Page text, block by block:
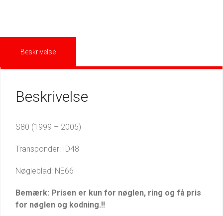
Beskrivelse
Beskrivelse
S80 (1999 – 2005)
Transponder: ID48
Nøgleblad: NE66
Bemærk: Prisen er kun for nøglen, ring og få pris
for nøglen og kodning.!!